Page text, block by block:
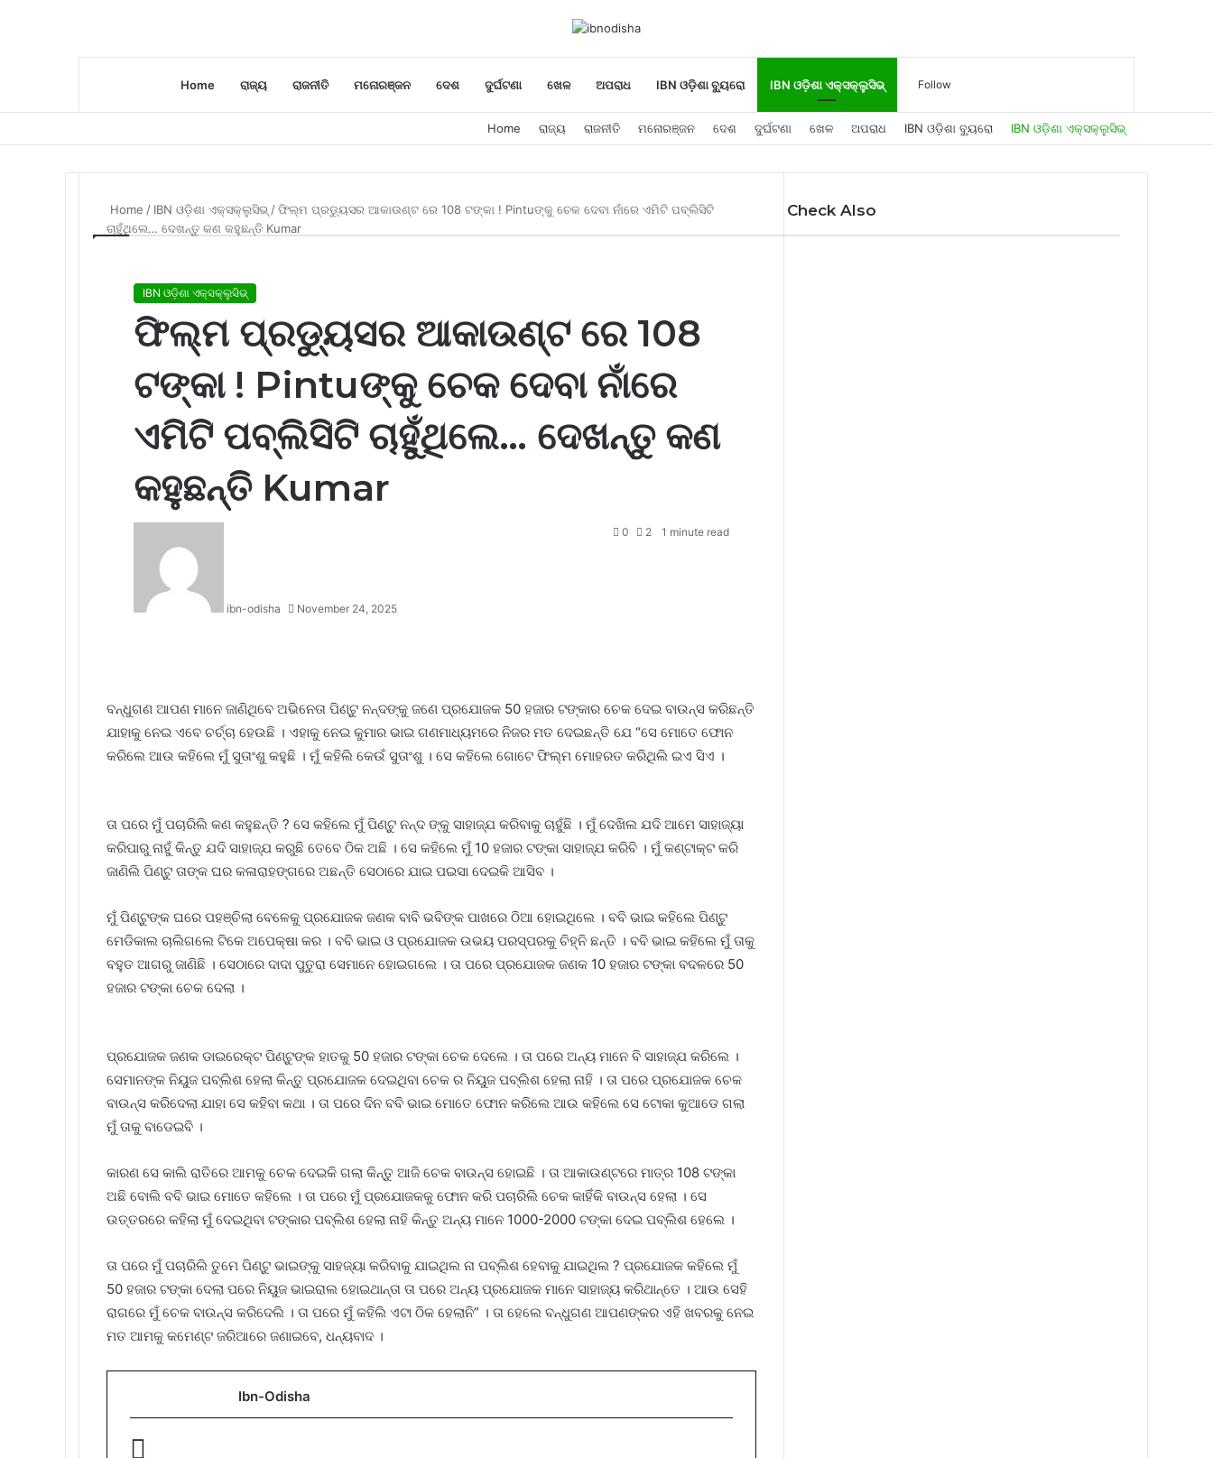
Home ରାଜ୍ୟ ରାଜନୀତି ମନୋରଞ୍ଜନ ଦେଶ ଦୁର୍ଘଟଣା ଖେଳ ଅପରାଧ IBN ଓଡ଼ିଶା ବ୍ୟୁରୋ IBN ଓଡ଼ିଶା ଏକ୍ସକ୍ଲୁସିଭ୍
for
In
Follow
Home ରାଜ୍ୟ ରାଜନୀତି ମନୋରଞ୍ଜନ ଦେଶ ଦୁର୍ଘଟଣା ଖେଳ ଅପରାଧ IBN ଓଡ଼ିଶା ବ୍ୟୁରୋ IBN ଓଡ଼ିଶା ଏକ୍ସକ୍ଲୁସିଭ୍
Home / IBN ଓଡ଼ିଶା ଏକ୍ସକ୍ଲୁସିଭ୍ /ଫିଲ୍ମ ପ୍ରଡ୍ୟୁସର ଆକାଉଣ୍ଟ ରେ 108 ଟଙ୍କା ! Pintuଙ୍କୁ ଚେକ ଦେବା ନାଁରେ ଏମିଟି ପବ୍ଲିସିଟି
ଚାହୁଁଥିଲେ… ଦେଖନ୍ତୁ କଣ କହୁଛନ୍ତି Kumar
IBN ଓଡ଼ିଶା ଏକ୍ସକ୍ଲୁସିଭ୍
ଫିଲ୍ମ ପ୍ରଡ୍ୟୁସର ଆକାଉଣ୍ଟ ରେ 108
ଟଙ୍କା ! Pintuଙ୍କୁ ଚେକ ଦେବା ନାଁରେ
ଏମିଟି ପବ୍ଲିସିଟି ଚାହୁଁଥିଲେ… ଦେଖନ୍ତୁ କଣ
କହୁଛନ୍ତି Kumar
ibn-odisha November 24, 2025
0 2 1 minute read
ବନ୍ଧୁଗଣ ଆପଣ ମାନେ ଜାଣିଥିବେ ଅଭିନେତା ପିଣ୍ଟୁ ନନ୍ଦଙ୍କୁ ଜଣେ ପ୍ରଯୋଜକ 50 ହଜାର ଟଙ୍କାର ଚେକ ଦେଇ ବାଉନ୍ସ କରିଛନ୍ତି
ଯାହାକୁ ନେଇ ଏବେ ଚର୍ଚ୍ଚା ହେଉଛି । ଏହାକୁ ନେଇ କୁମାର ଭାଇ ଗଣମାଧ୍ୟମରେ ନିଜର ମତ ଦେଇଛନ୍ତି ଯେ “ସେ ମୋତେ ଫୋନ
କରିଲେ ଆଉ କହିଲେ ମୁଁ ସୁତାଂଶୁ କହୁଛି । ମୁଁ କହିଲି କେଉଁ ସୁତାଂଶୁ । ସେ କହିଲେ ଗୋଟେ ଫିଲ୍ମ ମୋହରତ କରିଥିଲି ଇଏ ସିଏ ।
ତା ପରେ ମୁଁ ପଚାରିଲି କଣ କହୁଛନ୍ତି ? ସେ କହିଲେ ମୁଁ ପିଣ୍ଟୁ ନନ୍ଦ ଙ୍କୁ ସାହାଜ୍ଯ କରିବାକୁ ଚାହୁଁଛି । ମୁଁ ଦେଖିଲ ଯଦି ଆମେ ସାହାଜ୍ୟା
କରିପାରୁ ନାହୁଁ କିନ୍ତୁ ଯଦି ସାହାଜ୍ଯ କରୁଛି ତେବେ ଠିକ ଅଛି । ସେ କହିଲେ ମୁଁ 10 ହଜାର ଟଙ୍କା ସାହାଜ୍ଯ କରିବି । ମୁଁ କଣ୍ଟାକ୍ଟ କରି
ଜାଣିଲି ପିଣ୍ଟୁ ତାଙ୍କ ଘର କଳାରାହଙ୍ଗରେ ଅଛନ୍ତି ସେଠାରେ ଯାଇ ପଇସା ଦେଇକି ଆସିବ ।
ମୁଁ ପିଣ୍ଟୁଙ୍କ ଘରେ ପହଞ୍ଚିଲା ବେଳେକୁ ପ୍ରଯୋଜକ ଜଣକ ବାବି ଭବିଙ୍କ ପାଖରେ ଠିଆ ହୋଇଥିଲେ । ବବି ଭାଇ କହିଲେ ପିଣ୍ଟୁ
ମେଡିକାଲ ଚାଲିଗଲେ ଟିକେ ଅପେକ୍ଷା କର । ବବି ଭାଇ ଓ ପ୍ରଯୋଜକ ଉଭୟ ପରସ୍ପରକୁ ଚିହ୍ନି ଛନ୍ତି । ବବି ଭାଇ କହିଲେ ମୁଁ ତାକୁ
ବହୁତ ଆଗରୁ ଜାଣିଛି । ସେଠାରେ ଦାଦା ପୁତୁରା ସେମାନେ ହୋଇଗଲେ । ତା ପରେ ପ୍ରଯୋଜକ ଜଣକ 10 ହଜାର ଟଙ୍କା ବଦଳରେ 50
ହଜାର ଟଙ୍କା ଚେକ ଦେଲା ।
ପ୍ରଯୋଜକ ଜଣକ ଡାଇରେକ୍ଟ ପିଣ୍ଟୁଙ୍କ ହାତକୁ 50 ହଜାର ଟଙ୍କା ଚେକ ଦେଲେ । ତା ପରେ ଅନ୍ୟ ମାନେ ବି ସାହାଜ୍ଯ କରିଲେ ।
ସେମାନଙ୍କ ନିୟୁଜ ପବ୍ଲିଶ ହେଲା କିନ୍ତୁ ପ୍ରଯୋଜକ ଦେଇଥିବା ଚେକ ର ନିୟୁଜ ପବ୍ଲିଶ ହେଲା ନାହି । ତା ପରେ ପ୍ରଯୋଜକ ଚେକ
ବାଉନ୍ସ କରିଦେଲା ଯାହା ସେ କହିବା କଥା । ତା ପରେ ଦିନ ବବି ଭାଇ ମୋତେ ଫୋନ କରିଲେ ଆଉ କହିଲେ ସେ ଟୋକା କୁଆଡେ ଗଲା
ମୁଁ ତାକୁ ବାଡେଇବି ।
କାରଣ ସେ କାଲି ରାତିରେ ଆମକୁ ଚେକ ଦେଇକି ଗଲା କିନ୍ତୁ ଆଜି ଚେକ ବାଉନ୍ସ ହୋଇଛି । ତା ଆକାଉଣ୍ଟରେ ମାତ୍ର 108 ଟଙ୍କା
ଅଛି ବୋଲି ବବି ଭାଇ ମୋତେ କହିଲେ । ତା ପରେ ମୁଁ ପ୍ରଯୋଜକକୁ ଫୋନ କରି ପଚାରିଲି ଚେକ କାହିଁକି ବାଉନ୍ସ ହେଲା । ସେ
ଉତ୍ତରରେ କହିଲା ମୁଁ ଦେଇଥିବା ଟଙ୍କାର ପବ୍ଲିଶ ହେଲା ନାହି କିନ୍ତୁ ଅନ୍ୟ ମାନେ 1000-2000 ଟଙ୍କା ଦେଇ ପବ୍ଲିଶ ହେଲେ ।
ତା ପରେ ମୁଁ ପଚାରିଲି ତୁମେ ପିଣ୍ଟୁ ଭାଇଙ୍କୁ ସାହଜ୍ୟା କରିବାକୁ ଯାଇଥିଲ ନା ପବ୍ଲିଶ ହେବାକୁ ଯାଇଥିଲ ? ପ୍ରଯୋଜକ କହିଲେ ମୁଁ
50 ହଜାର ଟଙ୍କା ଦେଲା ପରେ ନିୟୁଜ ଭାଇରାଲ ହୋଇଥାନ୍ତା ତା ପରେ ଅନ୍ୟ ପ୍ରଯୋଜକ ମାନେ ସାହାଜ୍ୟ କରିଥାନ୍ତେ । ଆଉ ସେହି
ରାଗରେ ମୁଁ ଚେକ ବାଉନ୍ସ କରିଦେଲି । ତା ପରେ ମୁଁ କହିଲି ଏଟା ଠିକ ହେଲାନି” । ତା ହେଲେ ବନ୍ଧୁଗଣ ଆପଣଙ୍କର ଏହି ଖବରକୁ ନେଇ
ମତ ଆମକୁ କମେଣ୍ଟ ଜରିଆରେ ଜଣାଇବେ, ଧନ୍ୟବାଦ ।
Ibn-Odisha
Check Also